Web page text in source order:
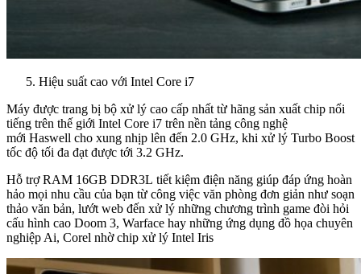
Hiệu suất cao với Intel Core i7
Máy được trang bị bộ xử lý cao cấp nhất từ hãng sản xuất chip nổi
tiếng trên thế giới Intel Core i7 trên nền tảng công nghệ
mới Haswell cho xung nhịp lên đến 2.0 GHz, khi xử lý Turbo Boost
tốc độ tối đa đạt được tới 3.2 GHz.
Hỗ trợ RAM 16GB DDR3L tiết kiệm điện năng giúp đáp ứng hoàn
hảo mọi nhu cầu của bạn từ công việc văn phòng đơn giản như soạn
thảo văn bản, lướt web đến xử lý những chương trình game đòi hỏi
cấu hình cao Doom 3, Warface hay những ứng dụng đồ họa chuyên
nghiệp Ai, Corel nhờ chip xử lý Intel Iris